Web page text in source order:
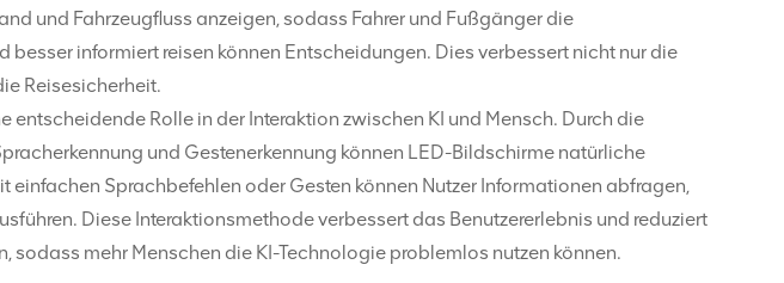
und Fahrzeugfluss anzeigen, sodass Fahrer und Fußgänger die
besser informiert reisen können Entscheidungen. Dies verbessert nicht nur die
Reisesicherheit.
entscheidende Rolle in der Interaktion zwischen KI und Mensch. Durch die
und Gestenerkennung können LED-Bildschirme natürliche
einfachen Sprachbefehlen oder Gesten können Nutzer Informationen abfragen,
Diese Interaktionsmethode verbessert das Benutzererlebnis und reduziert
mehr Menschen die KI-Technologie problemlos nutzen können.